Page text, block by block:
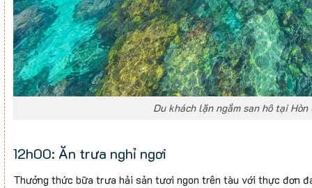
Du khách lặn ngắm san hô tại Hòn
12h00: Ăn trưa nghỉ ngơi
Thưởng thức bữa trưa hải sản tươi ngon trên tàu với thực đơn